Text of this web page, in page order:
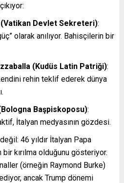
Devlet Sekreteri):
olarak anılıyor. Bahisçilerin bir
(Kudüs Latin Patriği):
rehin teklif ederek dünya
Başpiskoposu):
İtalyan medyasının gözdesi.
46 yıldır İtalyan Papa
kırılma olduğunu gösteriyor.
(örneğin Raymond Burke)
ancak Trump dönemi